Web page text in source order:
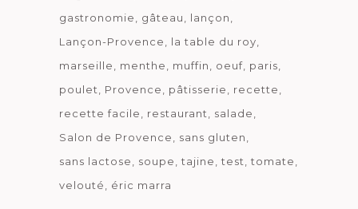
gastronomie
gâteau
lançon
Lançon-Provence
la table du roy
marseille
menthe muffin oeuf paris
poulet
Provence pâtisserie
recette
recette facile
restaurant
salade
Salon de Provence
sans gluten
sans lactose
soupe tajine test tomate
velouté
éric marra